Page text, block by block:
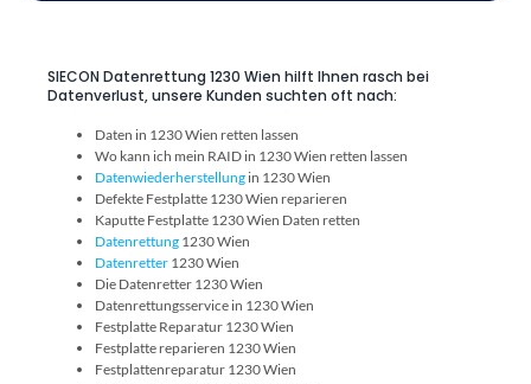
SIECON Datenrettung 1230 Wien hilft Ihnen rasch bei
Datenverlust, unsere Kunden suchten oft nach:
Daten in 1230 Wien retten lassen
Wo kann ich mein RAID in 1230 Wien retten lassen
Datenwiederherstellungin 1230 Wien
Defekte Festplatte 1230 Wien reparieren
Kaputte Festplatte 1230 Wien Daten retten
Datenrettung1230 Wien
Datenretter1230 Wien
Die Datenretter 1230 Wien
Datenrettungsservice in 1230 Wien
Festplatte Reparatur 1230 Wien
Festplatte reparieren 1230 Wien
Festplattenreparatur 1230 Wien